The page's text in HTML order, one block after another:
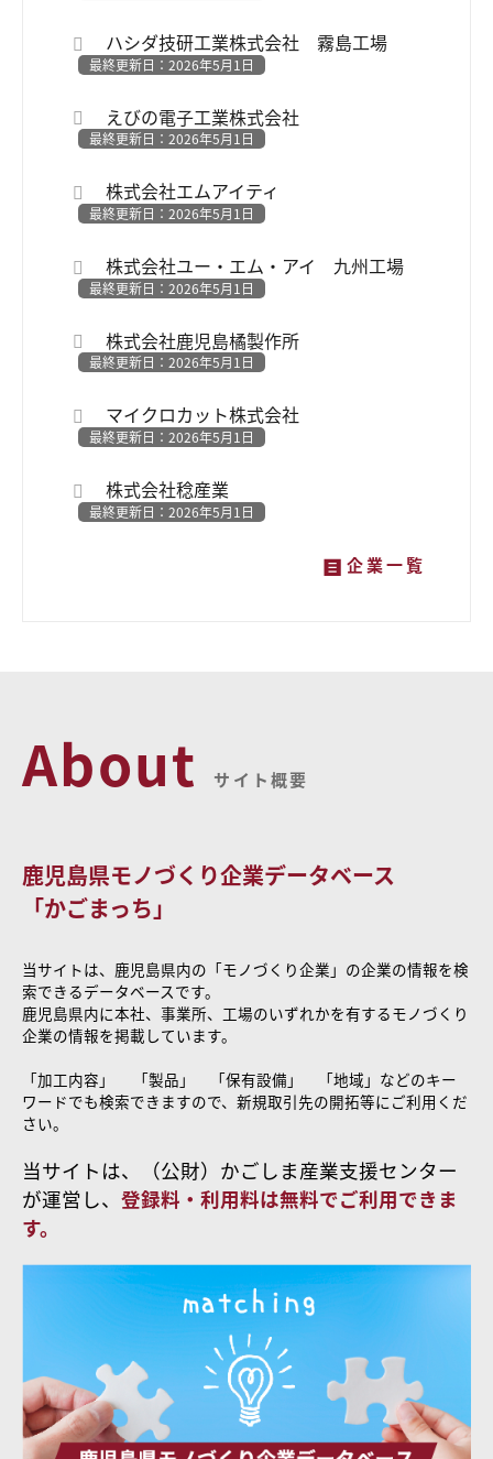
ハシダ技研工業株式会社 霧島工場
最終更新日：2026年5月1日
えびの電子工業株式会社
最終更新日：2026年5月1日
株式会社エムアイティ
最終更新日：2026年5月1日
株式会社ユー・エム・アイ 九州工場
最終更新日：2026年5月1日
株式会社鹿児島橘製作所
最終更新日：2026年5月1日
マイクロカット株式会社
最終更新日：2026年5月1日
株式会社稔産業
最終更新日：2026年5月1日
企業一覧
About サイト概要
鹿児島県モノづくり企業データベース
「かごまっち」
当サイトは、鹿児島県内の「モノづくり企業」の企業の情報を検
索できるデータベースです。
鹿児島県内に本社、事業所、工場のいずれかを有するモノづくり
企業の情報を掲載しています。
「加工内容」 「製品」 「保有設備」 「地域」などのキー
ワードでも検索できますので、新規取引先の開拓等にご利用くだ
さい。
当サイトは、（公財）かごしま産業支援センター
が運営し、 登録料・利用料は無料でご利用できま
す。